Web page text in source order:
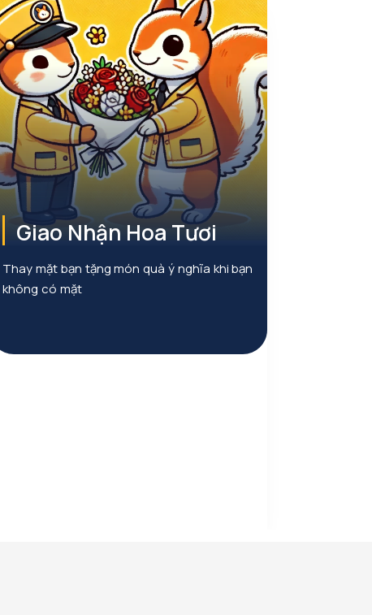
Giao Nhận Hoa Tươi
Thay mặt bạn tặng món quà ý nghĩa khi bạn
không có mặt